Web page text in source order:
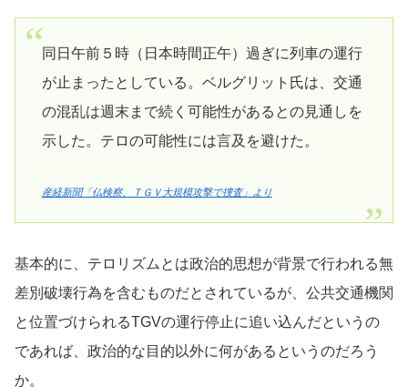
同日午前５時（日本時間正午）過ぎに列車の運行
が止まったとしている。ベルグリット氏は、交通
の混乱は週末まで続く可能性があるとの見通しを
示した。テロの可能性には言及を避けた。
産経新聞「仏検察、ＴＧＶ大規模攻撃で捜査」より
基本的に、テロリズムとは政治的思想が背景で行われる無
差別破壊行為を含むものだとされているが、公共交通機関
と位置づけられるTGVの運行停止に追い込んだというの
であれば、政治的な目的以外に何があるというのだろう
か。